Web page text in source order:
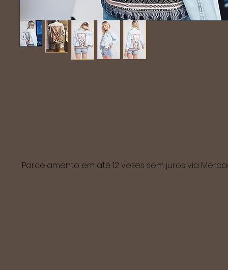
Parcelamento em até 12 vezes sem juros via